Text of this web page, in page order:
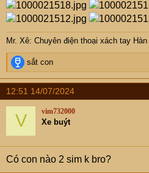
Mr. Xê: Chuyên điện thoại xách tay
R
e
a
c
t
i
n
s
:
sắt con
12:51 14/07/2024
V vim732000
Xe buýt
Có con nào 2 sim k bro?